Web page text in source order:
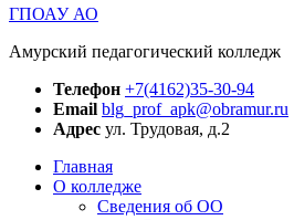
ГПОАУ АО
Амурский педагогический колледж
Телефон +7(4162)35-30-94
Email blg_prof_apk@obramur.ru
Адрес ул. Трудовая, д.2
Главная
О колледже
Сведения об ОО